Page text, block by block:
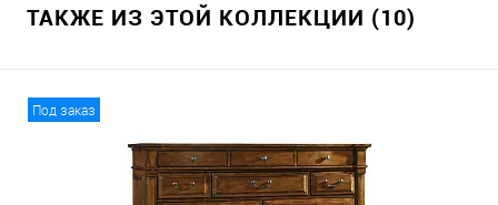
ТАКЖЕ ИЗ ЭТОЙ КОЛЛЕКЦИИ (10)
Под заказ